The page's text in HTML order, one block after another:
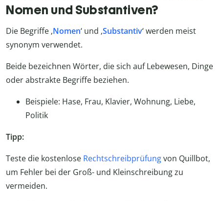
Nomen und Substantiven?
Die Begriffe ‚Nomen‘ und ‚Substantiv‘ werden meist
synonym verwendet.
Beide bezeichnen Wörter, die sich auf Lebewesen, Dinge
oder abstrakte Begriffe beziehen.
Beispiele: Hase, Frau, Klavier, Wohnung, Liebe,
Politik
Tipp:
Teste die kostenlose Rechtschreibprüfungvon Quillbot,
um Fehler bei der Groß- und Kleinschreibung zu
vermeiden.